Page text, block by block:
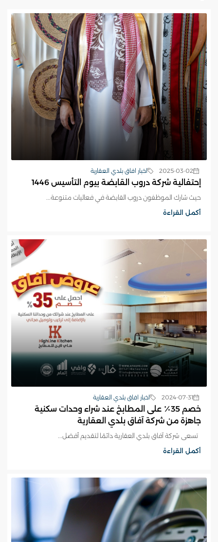
2025-03-02 اخبار افاق بلدي العقارية
إحتفالية شركة دروب القابضة بيوم التأسيس 1446
حيث شارك الموظفون دروب القابضة في فعاليات متنوعة...
أكمل القراءة
2024-07-31 اخبار افاق بلدي العقارية
خصم 35٪ على المطابخ عند شراء وحدات سكنية
جاهزة من شركة آفاق بلدي العقارية
تسعى شركة آفاق بلدي العقارية دائمًا لتقديم أفضل...
أكمل القراءة